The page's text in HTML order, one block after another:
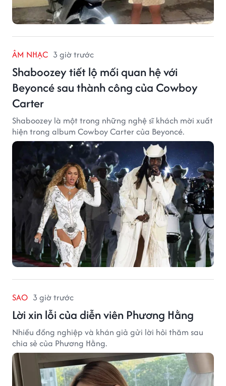
ÂM NHẠC 3 giờ trước
Shaboozey tiết lộ mối quan hệ với
Beyoncé sau thành công của Cowboy
Carter
Shaboozey là một trong những nghệ sĩ khách mời xuất
hiện trong album Cowboy Carter của Beyoncé.
SAO 3 giờ trước
Lời xin lỗi của diễn viên Phương Hằng
Nhiều đồng nghiệp và khán giả gửi lời hỏi thăm sau
chia sẻ của Phương Hằng.